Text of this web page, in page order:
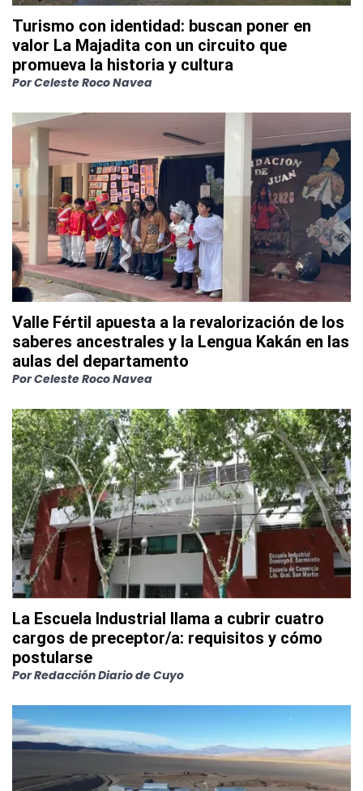
Turismo con identidad: buscan poner en
valor La Majadita con un circuito que
promueva la historia y cultura
PorCeleste Roco Navea
Valle Fértil apuesta a la revalorización de los
saberes ancestrales y la Lengua Kakán en las
aulas del departamento
PorCeleste Roco Navea
La Escuela Industrial llama a cubrir cuatro
cargos de preceptor/a: requisitos y cómo
postularse
PorRedacción Diario de Cuyo